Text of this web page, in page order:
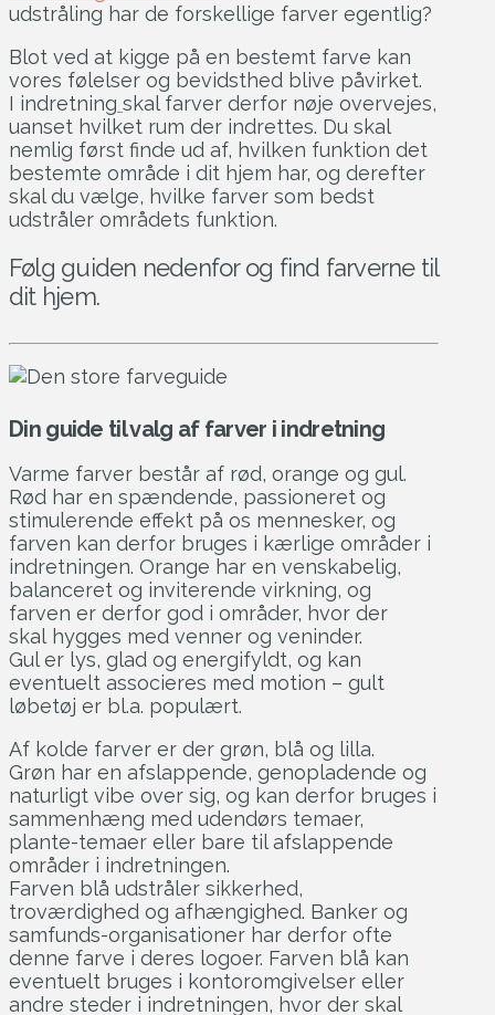
udstråling har de forskellige farver egentlig?
Blot ved at kigge på en bestemt farve kan
vores følelser og bevidsthed blive påvirket.
I indretning skal farver derfor nøje overvejes,
uanset hvilket rum der indrettes. Du skal
nemlig først finde ud af, hvilken funktion det
bestemte område i dit hjem har, og derefter
skal du vælge, hvilke farver som bedst
udstråler områdets funktion.
Følg guiden nedenfor og find farverne til
dit hjem.
Din guide til valg af farver i indretning
Varme farver består af rød, orange og gul.
Rød har en spændende, passioneret og
stimulerende effekt på os mennesker, og
farven kan derfor bruges i kærlige områder i
indretningen. Orange har en venskabelig,
balanceret og inviterende virkning, og
farven er derfor god i områder, hvor der
skal hygges med venner og veninder.
Gul er lys, glad og energifyldt, og kan
eventuelt associeres med motion – gult
løbetøj er bl.a. populært.
Af kolde farver er der grøn, blå og lilla.
Grøn har en afslappende, genopladende og
naturligt vibe over sig, og kan derfor bruges i
sammenhæng med udendørs temaer,
plante-temaer eller bare til afslappende
områder i indretningen.
Farven blå udstråler sikkerhed,
troværdighed og afhængighed. Banker og
samfunds-organisationer har derfor ofte
denne farve i deres logoer. Farven blå kan
eventuelt bruges i kontoromgivelser eller
andre steder i indretningen, hvor der skal